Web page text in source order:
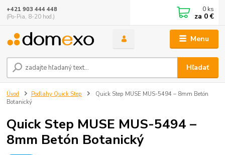
Menu
Hľadať
+421 903 444 448
(Po-Pia, 8-20 hod.)
0 ks
za 0 €
Úvod Podlahy Quick Step
Quick Step MUSE MUS-5494 – 8mm Betón
Botanický
Quick Step MUSE MUS-5494 –
8mm Betón Botanický